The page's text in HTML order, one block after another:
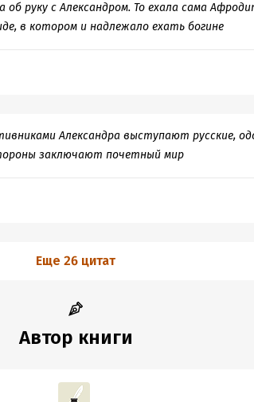
руку с Александром. То ехала сама
в котором и надлежало ехать богине
Александра выступают русские,
заключают почетный мир
Еще 26 цитат
Автор книги